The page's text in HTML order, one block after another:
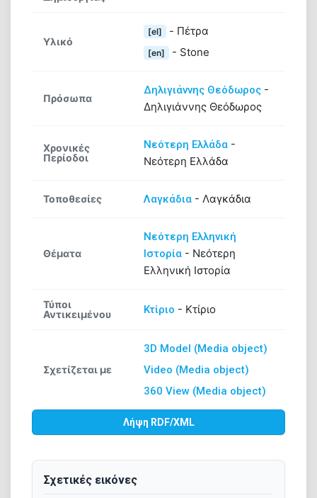
Υλικό
[el] - Πέτρα
[en] - Stone
Πρόσωπα
Δηλιγιάννης Θεόδωρος -
Δηλιγιάννης Θεόδωρος
Χρονικές
Περίοδοι
Νεότερη Ελλάδα -
Νεότερη Ελλάδα
Τοποθεσίες Λαγκάδια - Λαγκάδια
Θέματα
Νεότερη Ελληνική
Ιστορία - Νεότερη
Ελληνική Ιστορία
Τύποι
Αντικειμένου
Κτίριο - Κτίριο
Σχετίζεται με
3D Model (Media object)
Video (Media object)
360 View (Media object)
Λήψη RDF/XML
Σχετικές εικόνες